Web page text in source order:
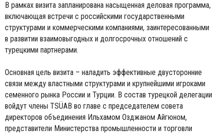
В рамках визита запланирована насыщенная деловая программа,
включающая встречи с российскими государственными
структурами и коммерческими компаниями, заинтересованными
в развитии взаимовыгодных и долгосрочных отношений с
турецкими партнерами.
Основная цель визита – наладить эффективные двусторонние
связи между властными структурами и крупнейшими игроками
семенного рынка России и Турции. В состав турецкой делегации
войдут члены TSÜAB во главе с председателем совета
директоров объединения Ильхамом Озджаном Айгюном,
представители Министерства промышленности и торговли